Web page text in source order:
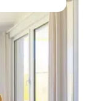
notre
au
Bordeaux
Les
du cœur d'îlot.
ou plusieurs